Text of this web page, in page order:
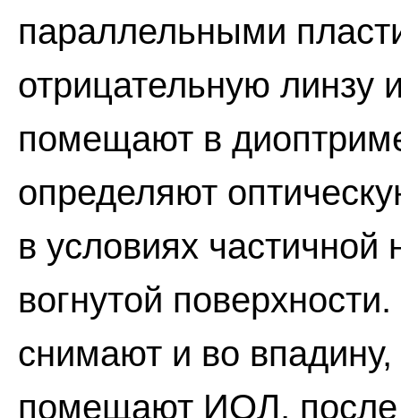
параллельными
отрицательную линзу
помещают в
определяют
в условиях частичной
вогнутой
снимают и во
помещают ИОЛ, после